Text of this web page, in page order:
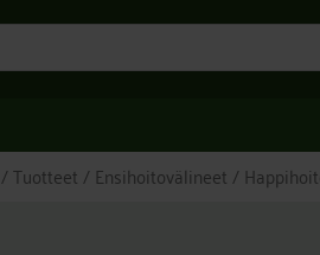
/Tuotteet/ Ensihoitovälineet/